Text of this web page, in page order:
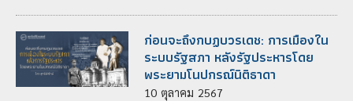
ก่อนจะถึงกบฏบวรเดช: การเมืองใน
ระบบรัฐสภา หลังรัฐประหารโดย
พระยามโนปกรณ์นิติธาดา
10 ตุลาคม 2567